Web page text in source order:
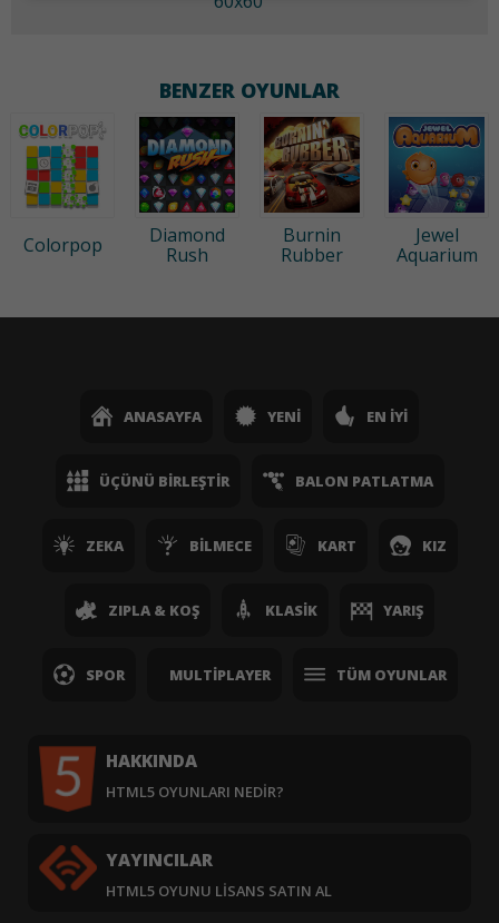
BENZER OYUNLAR
Colorpop
Diamond
Rush
Burnin
Rubber
Jewel
Aquarium
ANASAYFA YENI EN İYI
ÜÇÜNÜ BIRLEŞTIR BALON PATLATMA
ZEKA BILMECE KART KIZ
ZIPLA & KOŞ KLASIK YARIŞ
SPOR MULTIPLAYER TÜM OYUNLAR
HAKKINDA
HTML5 OYUNLARI NEDIR?
YAYINCILAR
HTML5 OYUNU LISANS SATIN AL